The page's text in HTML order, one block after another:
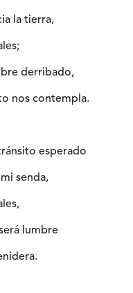
la tierra,
derribado,
nos contempla.
esperado
senda,
lumbre